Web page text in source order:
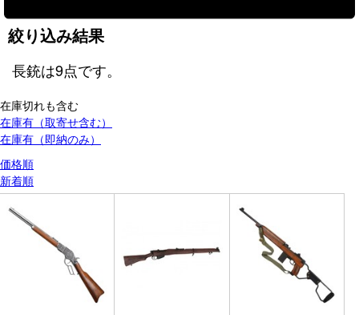
絞り込み結果
長銃は9点です。
在庫切れも含む
在庫有（取寄せ含む）
在庫有（即納のみ）
価格順
新着順